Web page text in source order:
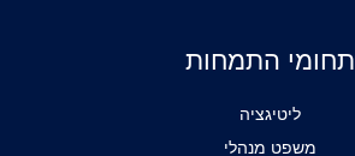
תחומי התמחות
ליטיגציה
משפט מנהלי